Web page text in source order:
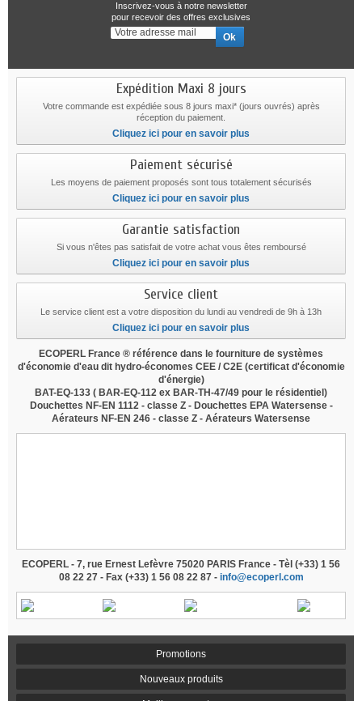
Inscrivez-vous à notre newsletter
pour recevoir des offres exclusives
Expédition Maxi 8 jours
Votre commande est expédiée sous 8 jours maxi* (jours ouvrés) après
réception du paiement.
Cliquez ici pour en savoir plus
Paiement sécurisé
Les moyens de paiement proposés sont tous totalement sécurisés
Cliquez ici pour en savoir plus
Garantie satisfaction
Si vous n'êtes pas satisfait de votre achat vous êtes remboursé
Cliquez ici pour en savoir plus
Service client
Le service client est a votre disposition du lundi au vendredi de 9h à 13h
Cliquez ici pour en savoir plus
ECOPERL France ® référence dans le fourniture de systèmes
d'économie d'eau dit hydro-économes CEE / C2E (certificat d'économie
d'énergie)
BAT-EQ-133 ( BAR-EQ-112 ex BAR-TH-47/49 pour le résidentiel)
Douchettes NF-EN 1112 - classe Z - Douchettes EPA Watersense -
Aérateurs NF-EN 246 - classe Z - Aérateurs Watersense
ECOPERL - 7, rue Ernest Lefèvre 75020 PARIS France - Tèl (+33) 1 56
08 22 27 - Fax (+33) 1 56 08 22 87 - info@ecoperl.com
Promotions
Nouveaux produits